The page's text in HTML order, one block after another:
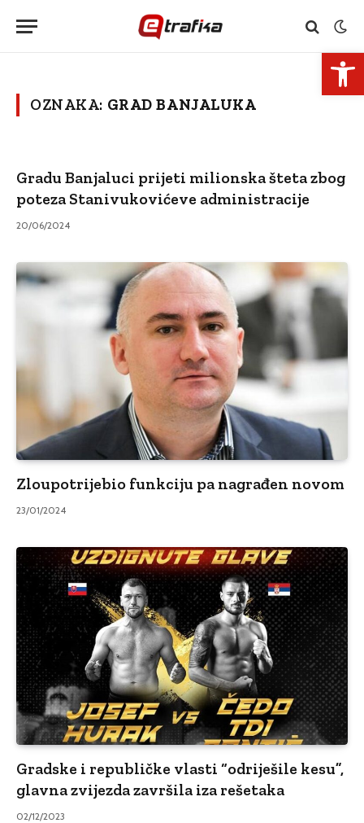
OZNAKA: GRAD BANJALUKA
Gradu Banjaluci prijeti milionska šteta zbog
poteza Stanivukovićeve administracije
20/06/2024
Zloupotrijebio funkciju pa nagrađen novom
23/01/2024
Gradske i republičke vlasti “odriješile kesu”,
glavna zvijezda završila iza rešetaka
02/12/2023